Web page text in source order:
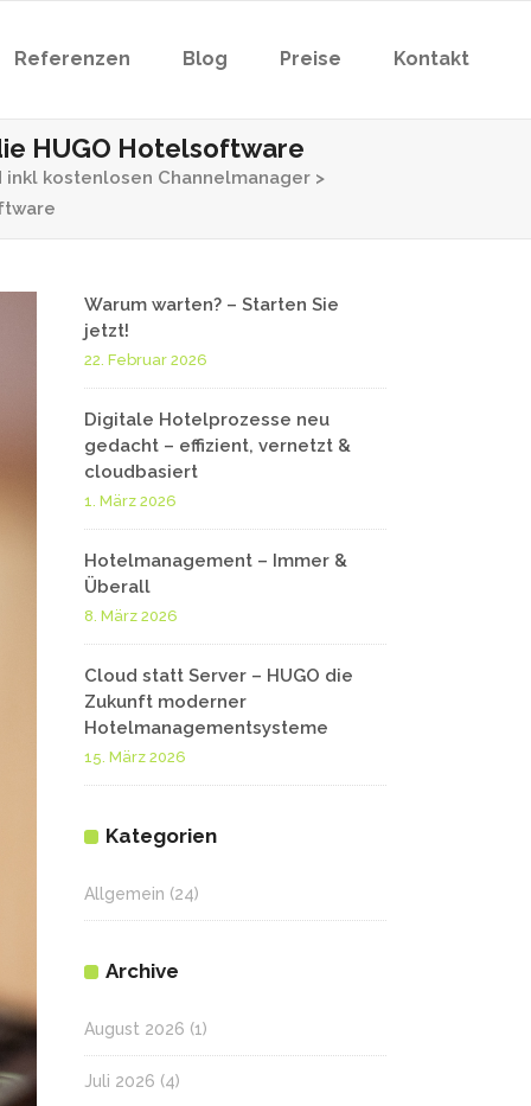
Cleaning App
Schließsysteme
Listensystem
Referenzen Blog Preise Kontakt
Cleaning App
Listensystem
HUGO Hotelsoftware
kostenlosen Channelmanager >
Warum warten? – Starten Sie
jetzt!
22. Februar 2026
Digitale Hotelprozesse neu
gedacht – effizient, vernetzt &
cloudbasiert
1. März 2026
Hotelmanagement – Immer &
Überall
8. März 2026
Cloud statt Server – HUGO die
Zukunft moderner
Hotelmanagementsysteme
15. März 2026
Kategorien
Allgemein (24)
Archive
August 2026 (1)
Juli 2026 (4)